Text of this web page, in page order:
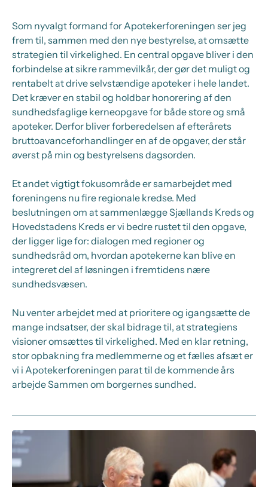
Som nyvalgt formand for Apotekerforeningen ser jeg
frem til, sammen med den nye bestyrelse, at omsætte
strategien til virkelighed. En central opgave bliver i den
forbindelse at sikre rammevilkår, der gør det muligt og
rentabelt at drive selvstændige apoteker i hele landet.
Det kræver en stabil og holdbar honorering af den
sundhedsfaglige kerneopgave for både store og små
apoteker. Derfor bliver forberedelsen af efterårets
bruttoavanceforhandlinger en af de opgaver, der står
øverst på min og bestyrelsens dagsorden.
Et andet vigtigt fokusområde er samarbejdet med
foreningens nu fire regionale kredse. Med
beslutningen om at sammenlægge Sjællands Kreds og
Hovedstadens Kreds er vi bedre rustet til den opgave,
der ligger lige for: dialogen med regioner og
sundhedsråd om, hvordan apotekerne kan blive en
integreret del af løsningen i fremtidens nære
sundhedsvæsen.
Nu venter arbejdet med at prioritere og igangsætte de
mange indsatser, der skal bidrage til, at strategiens
visioner omsættes til virkelighed. Med en klar retning,
stor opbakning fra medlemmerne og et fælles afsæt er
vi i Apotekerforeningen parat til de kommende års
arbejde Sammen om borgernes sundhed.